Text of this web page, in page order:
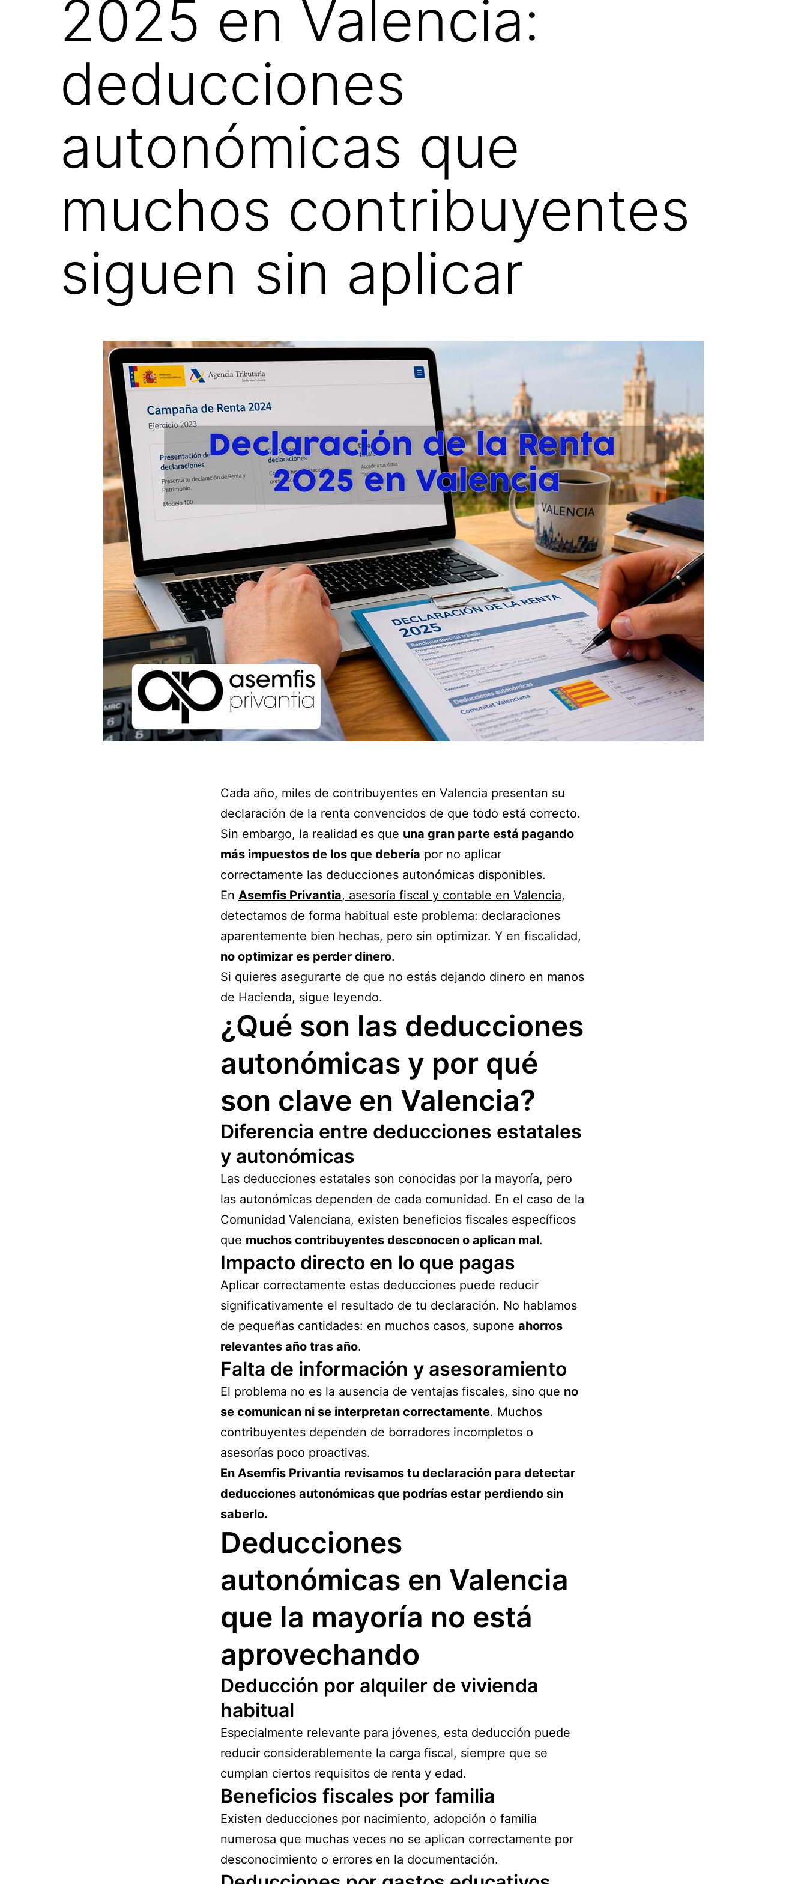
2025 en Valencia:
deducciones
autonómicas que
muchos contribuyentes
siguen sin aplicar
Cada año, miles de contribuyentes en Valencia presentan su
declaración de la renta convencidos de que todo está correcto.
Sin embargo, la realidad es que una gran parte está pagando
más impuestos de los que debería por no aplicar
correctamente las deducciones autonómicas disponibles.
En Asemfis Privantia, asesoría fiscal y contable en Valencia,
detectamos de forma habitual este problema: declaraciones
aparentemente bien hechas, pero sin optimizar. Y en fiscalidad,
no optimizar es perder dinero.
Si quieres asegurarte de que no estás dejando dinero en manos
de Hacienda, sigue leyendo.
¿Qué son las deducciones
autonómicas y por qué
son clave en Valencia?
Diferencia entre deducciones estatales
y autonómicas
Las deducciones estatales son conocidas por la mayoría, pero
las autonómicas dependen de cada comunidad. En el caso de la
Comunidad Valenciana, existen beneficios fiscales específicos
que muchos contribuyentes desconocen o aplican mal.
Impacto directo en lo que pagas
Aplicar correctamente estas deducciones puede reducir
significativamente el resultado de tu declaración. No hablamos
de pequeñas cantidades: en muchos casos, supone ahorros
relevantes año tras año.
Falta de información y asesoramiento
El problema no es la ausencia de ventajas fiscales, sino que no
se comunican ni se interpretan correctamente. Muchos
contribuyentes dependen de borradores incompletos o
asesorías poco proactivas.
En Asemfis Privantia revisamos tu declaración para detectar
deducciones autonómicas que podrías estar perdiendo sin
saberlo.
Deducciones
autonómicas en Valencia
que la mayoría no está
aprovechando
Deducción por alquiler de vivienda
habitual
Especialmente relevante para jóvenes, esta deducción puede
reducir considerablemente la carga fiscal, siempre que se
cumplan ciertos requisitos de renta y edad.
Beneficios fiscales por familia
Existen deducciones por nacimiento, adopción o familia
numerosa que muchas veces no se aplican correctamente por
desconocimiento o errores en la documentación.